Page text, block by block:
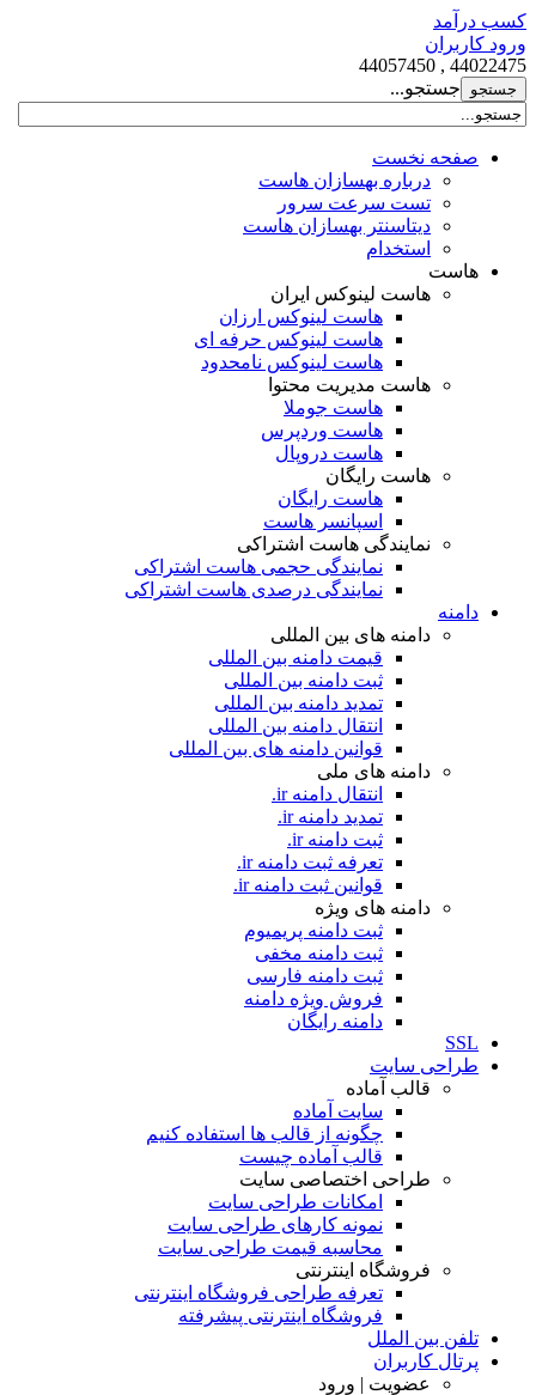
کسب درآمد
ورود کاربران
44022475 , 44057450
جستجو...
صفحه نخست
درباره بهسازان هاست
تست سرعت سرور
دیتاسنتر بهسازان هاست
استخدام
هاست
هاست لینوکس ایران
هاست لینوکس ارزان
هاست لینوکس حرفه ای
هاست لینوکس نامحدود
هاست مدیریت محتوا
هاست جوملا
هاست وردپرس
هاست دروپال
هاست رایگان
هاست رایگان
اسپانسر هاست
نمایندگی هاست اشتراکی
نمایندگی حجمی هاست اشتراکی
نمایندگی درصدی هاست اشتراکی
دامنه
دامنه های بین المللی
قیمت دامنه بین المللی
ثبت دامنه بین المللی
تمدید دامنه بین المللی
انتقال دامنه بین المللی
قوانین دامنه های بین المللی
دامنه های ملی
انتقال دامنه ir.
تمدید دامنه ir.
ثبت دامنه ir.
تعرفه ثبت دامنه ir.
قوانین ثبت دامنه ir.
دامنه های ویژه
ثبت دامنه پریمیوم
ثبت دامنه مخفی
ثبت دامنه فارسی
فروش ویژه دامنه
دامنه رایگان
SSL
طراحی سايت
قالب آماده
سایت آماده
چگونه از قالب ها استفاده کنیم
قالب آماده چیست
طراحی اختصاصی سایت
امکانات طراحی سایت
نمونه کارهای طراحی سایت
محاسبه قیمت طراحی سایت
فروشگاه اینترنتی
تعرفه طراحی فروشگاه اینترنتی
فروشگاه اینترنتی پیشرفته
تلفن بین الملل
پرتال کاربران
عضویت | ورود